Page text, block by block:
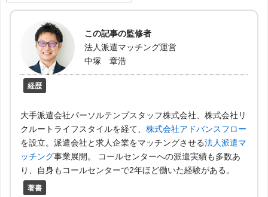
この記事の監修者
法人派遣マッチング運営
中塚 章浩
経歴
大手派遣会社パーソルテンプスタッフ株式会社、株式会社リ
クルートライフスタイルを経て、 株式会社アドバンスフロー
を設立。派遣会社と求人企業をマッチングさせる法人派遣マ
ッチング事業展開。 コールセンターへの派遣実績も多数あ
り、自身もコールセンターで2年ほど働いた経験がある。
著書